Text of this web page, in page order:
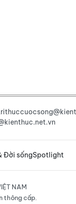
Đời sốngSpotlight
NAM
thông cấp.